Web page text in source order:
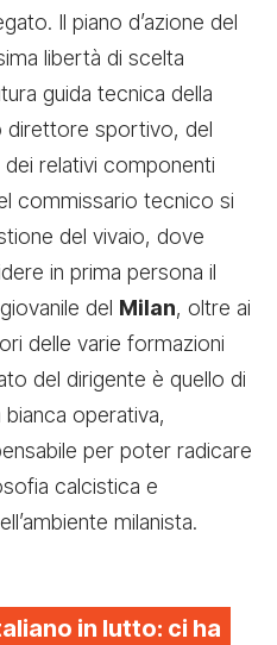
Il piano d’azione del
libertà di scelta
guida tecnica della
direttore sportivo, del
relativi componenti
commissario tecnico si
del vivaio, dove
in prima persona il
del Milan, oltre ai
delle varie formazioni
del dirigente è quello di
operativa,
per poter radicare
calcistica e
milanista.
in lutto: ci ha